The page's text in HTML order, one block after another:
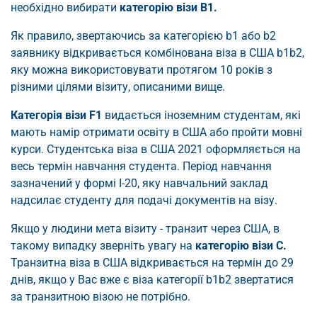
необхідно вибирати категорію візи B1.
Як правило, звертаючись за категорією b1 або b2
заявнику відкривається комбінована віза в США b1b2,
яку можна використовувати протягом 10 років з
різними цілями візиту, описаними вище.
Категорія візи F1 видається іноземним студентам, які
мають намір отримати освіту в США або пройти мовні
курси. Студентська віза в США 2021 оформляється на
весь термін навчання студента. Період навчання
зазначений у формі I-20, яку навчальний заклад
надсилає студенту для подачі документів на візу.
Якщо у людини мета візиту - транзит через США, в
такому випадку зверніть увагу на категорію візи С.
Транзитна віза в США відкривається на термін до 29
днів, якщо у Вас вже є віза категорії b1b2 звертатися
за транзитною візою не потрібно.